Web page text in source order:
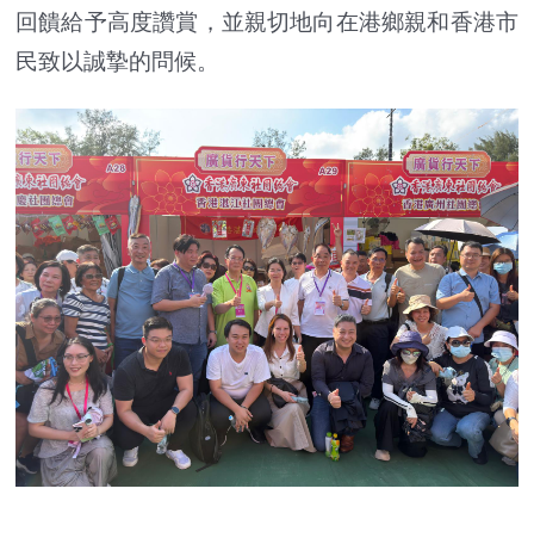
回饋給予高度讚賞，並親切地向在港鄉親和香港市
民致以誠摯的問候。